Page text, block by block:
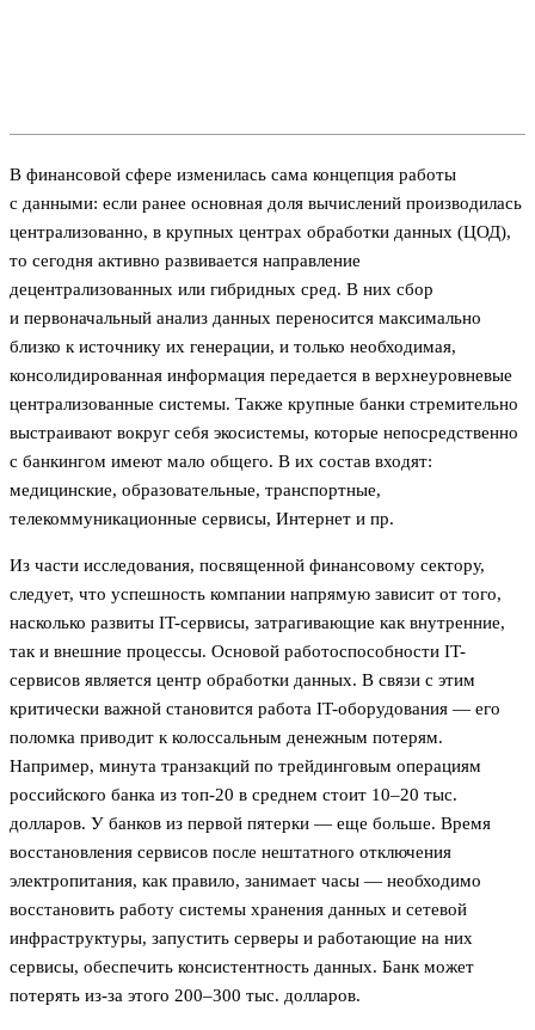
В финансовой сфере изменилась сама концепция работы
с данными: если ранее основная доля вычислений производилась
централизованно, в крупных центрах обработки данных (ЦОД),
то сегодня активно развивается направление
децентрализованных или гибридных сред. В них сбор
и первоначальный анализ данных переносится максимально
близко к источнику их генерации, и только необходимая,
консолидированная информация передается в верхнеуровневые
централизованные системы. Также крупные банки стремительно
выстраивают вокруг себя экосистемы, которые непосредственно
с банкингом имеют мало общего. В их состав входят:
медицинские, образовательные, транспортные,
телекоммуникационные сервисы, Интернет и пр.
Из части исследования, посвященной финансовому сектору,
следует, что успешность компании напрямую зависит от того,
насколько развиты IT-сервисы, затрагивающие как внутренние,
так и внешние процессы. Основой работоспособности IT-
сервисов является центр обработки данных. В связи с этим
критически важной становится работа IT-оборудования — его
поломка приводит к колоссальным денежным потерям.
Например, минута транзакций по трейдинговым операциям
российского банка из топ-20 в среднем стоит 10–20 тыс.
долларов. У банков из первой пятерки — еще больше. Время
восстановления сервисов после нештатного отключения
электропитания, как правило, занимает часы — необходимо
восстановить работу системы хранения данных и сетевой
инфраструктуры, запустить серверы и работающие на них
сервисы, обеспечить консистентность данных. Банк может
потерять из-за этого 200–300 тыс. долларов.